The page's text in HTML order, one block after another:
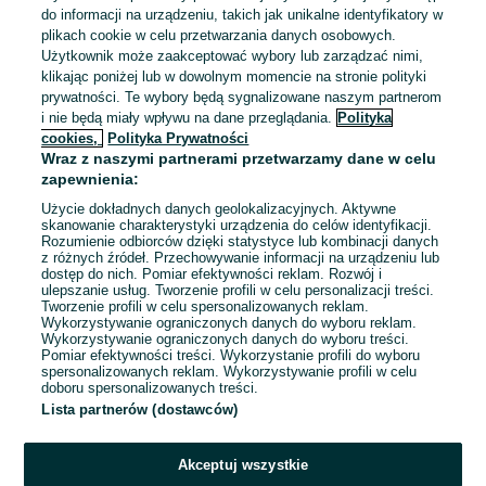
Odświeżono dnia 04 sierpnia 2026
Praca przy sadzeniu kwiatów – bez
doświadczenia!
Grupa Contrain
10 000 - 12 500 zł / mies. brutto
Szczecin, Centrum
Pełny etat
Umowa o pracę
Kraj: Holandia
Doświadczenie nie jest wymagane
Pracownicy z Ukrainy: 🇺🇦 Запрошуємо людей з України
(Zapraszamy pracowników z Ukrainy)
Odświeżono dnia 06 sierpnia 2026
Strona główna Praca Praca za granicą
do informacji na urządzeniu, takich jak unikalne identyfikatory w
plikach cookie w celu przetwarzania danych osobowych.
Użytkownik może zaakceptować wybory lub zarządzać nimi,
klikając poniżej lub w dowolnym momencie na stronie polityki
prywatności. Te wybory będą sygnalizowane naszym partnerom
i nie będą miały wpływu na dane przeglądania. Polityka
cookies,
Polityka Prywatności
Wraz z naszymi partnerami przetwarzamy dane w celu
zapewnienia:
Użycie dokładnych danych geolokalizacyjnych. Aktywne
skanowanie charakterystyki urządzenia do celów identyfikacji.
Rozumienie odbiorców dzięki statystyce lub kombinacji danych
z różnych źródeł. Przechowywanie informacji na urządzeniu lub
dostęp do nich. Pomiar efektywności reklam. Rozwój i
ulepszanie usług. Tworzenie profili w celu personalizacji treści.
Tworzenie profili w celu spersonalizowanych reklam.
Wykorzystywanie ograniczonych danych do wyboru reklam.
Wykorzystywanie ograniczonych danych do wyboru treści.
Pomiar efektywności treści. Wykorzystanie profili do wyboru
spersonalizowanych reklam. Wykorzystywanie profili w celu
doboru spersonalizowanych treści.
Lista partnerów (dostawców)
Akceptuj wszystkie